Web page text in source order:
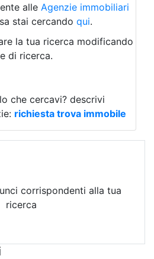
alle Agenzie immobiliari
stai cercando qui.
la tua ricerca modificando
di ricerca.
che cercavi? descrivi
richiesta trova immobile
corrispondenti alla tua
ricerca